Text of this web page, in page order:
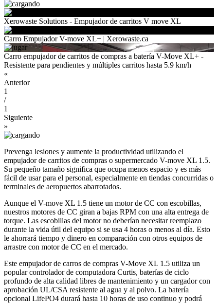
Xerowaste Solutions - Empujador de carritos V move XL
Carro Empujador V-move XL+ | Xerowaste.ca
Carro empujador de carritos de compras a batería V-Move XL+ -
Resistente para pendientes y múltiples carritos hasta 5.9 km/h
«
Anterior
1
/
1
Siguiente
»
Prevenga lesiones y aumente la productividad utilizando el
empujador de carritos de compras o supermercado V-move XL 1.5.
Su pequeño tamaño significa que ocupa menos espacio y es más
fácil de usar para el personal, especialmente en tiendas concurridas o
terminales de aeropuertos abarrotados.
Aunque el V-move XL 1.5 tiene un motor de CC con escobillas,
nuestros motores de CC giran a bajas RPM con una alta entrega de
torque. Las escobillas del motor no deberían necesitar reemplazo
durante la vida útil del equipo si se usa 4 horas o menos al día. Esto
le ahorrará tiempo y dinero en comparación con otros equipos de
arrastre con motor de CC en el mercado.
Este empujador de carros de compras V-Move XL 1.5 utiliza un
popular controlador de computadora Curtis, baterías de ciclo
profundo de alta calidad libres de mantenimiento y un cargador con
aprobación UL/CSA resistente al agua y al polvo. La batería
opcional LifePO4 durará hasta 10 horas de uso continuo y podrá